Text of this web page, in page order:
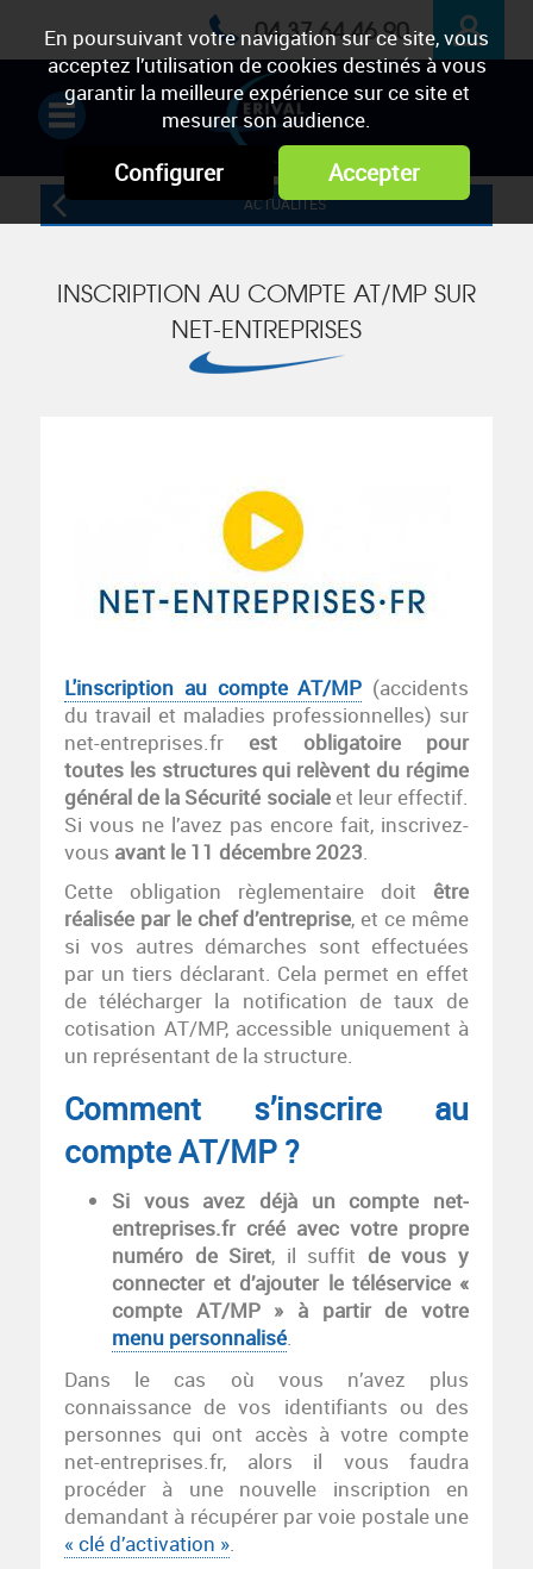
En poursuivant votre navigation sur ce site, vous
acceptez l’utilisation de cookies destinés à vous
garantir la meilleure expérience sur ce site et
mesurer son audience.
Configurer Accepter
ESPACE
PRIVÉ
04 37 64 46 90
ACTUALITÉS
INSCRIPTION AU COMPTE AT/MP SUR
NET-ENTREPRISES
L'inscription au compte AT/MP (accidents
du travail et maladies professionnelles) sur
net-entreprises.fr est obligatoire pour
toutes les structures qui relèvent du régime
général de la Sécurité socialeet leur effectif.
Si vous ne l’avez pas encore fait, inscrivez-
vous avant le 11 décembre 2023.
Cette obligation règlementaire doit être
réalisée par le chef d’entreprise, et ce même
si vos autres démarches sont effectuées
par un tiers déclarant. Cela permet en effet
de télécharger la notification de taux de
cotisation AT/MP, accessible uniquement à
un représentant de la structure.
Comment s’inscrire au
compte AT/MP ?
Si vous avez déjà un compte net-
entreprises.fr créé avec votre propre
numéro de Siret, il suffit de vous y
connecter et d’ajouter le téléservice «
compte AT/MP » à partir de votre
menu personnalisé.
Dans le cas où vous n’avez plus
connaissance de vos identifiants ou des
personnes qui ont accès à votre compte
net-entreprises.fr, alors il vous faudra
procéder à une nouvelle inscription en
demandant à récupérer par voie postale une
« clé d’activation ».